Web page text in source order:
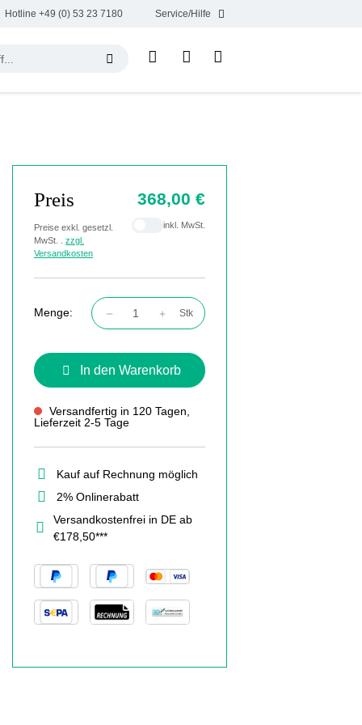
Hotline +49 (0) 53 23 7180 Service/Hilfe
Preis
Preise exkl. gesetzl.
MwSt. .
zzgl.
Versandkosten
368,00 €
inkl. MwSt.
Menge:
Produkt Anzahl: Gib den gewünschten
Stk
In den Warenkorb
Versandfertig in 120 Tagen,
Lieferzeit 2-5 Tage
Kauf auf Rechnung möglich
2% Onlinerabatt
Versandkostenfrei in DE ab
€178,50***